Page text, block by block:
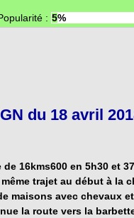
: 5%
du 18 avril
de 16kms600 en 5h30 et
trajet au début à la
maisons avec chevaux
la route vers la